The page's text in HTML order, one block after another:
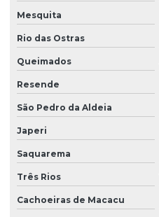
Mesquita
Rio das Ostras
Queimados
Resende
São Pedro da Aldeia
Japeri
Saquarema
Três Rios
Cachoeiras de Macacu